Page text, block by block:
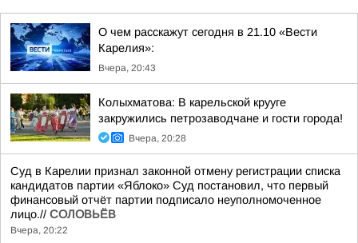
О чем расскажут сегодня в 21.10 «Вести
Карелия»:
Вчера, 20:43
Колыхматова: В карельской крууге
закружились петрозаводчане и гости города!
Вчера, 20:28
Суд в Карелии признал законной отмену регистрации списка
кандидатов партии «Яблоко» Суд постановил, что первый
финансовый отчёт партии подписало неуполномоченное
лицо.// СОЛОВЬЁВ
Вчера, 20:22